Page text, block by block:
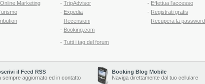
Marketing
- TripAdvisor
- Expedia
- Recensioni
- Booking.com
- Tutti i tag del forum
- Effettua l'accesso
- Registrati gratis
- Recupera la password
il Feed RSS
sempre aggiornato ed in contatto
Booking Blog Mobile
Naviga direttamente dal tuo cellulare